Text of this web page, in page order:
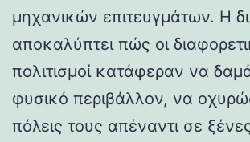
μηχανικών επιτευγμάτων. Η
αποκαλύπτει πώς οι
πολιτισμοί κατάφεραν να
φυσικό περιβάλλον, να
πόλεις τους απέναντι σε